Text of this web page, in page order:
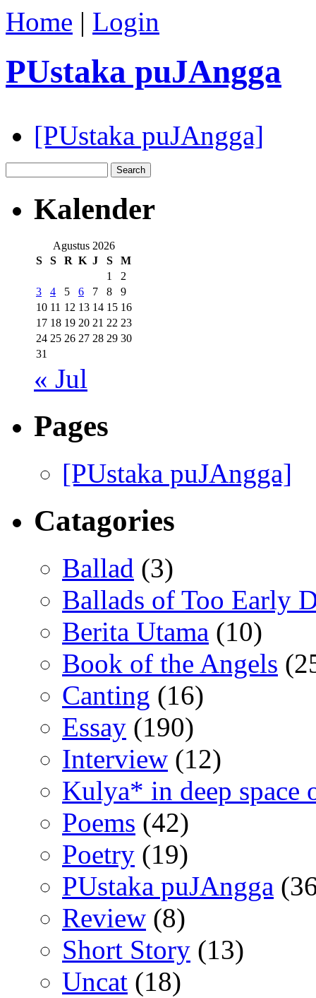
Home | Login
PUstaka puJAngga
[PUstaka puJAngga]
Kalender
Agustus 2026
S
S R K J S
M
1
2
3
4 5 6 7 8
9
10 11 12 13 14 15 16
17 18 19 20 21 22 23
24 25 26 27 28 29 30
31
« Jul
Pages
[PUstaka puJAngga]
Catagories
Ballad (3)
Ballads of Too Early
Berita Utama (10)
Book of the Angels
Canting (16)
Essay (190)
Interview (12)
Kulya* in deep space
Poems (42)
Poetry (19)
PUstaka puJAngga
Review (8)
Short Story (13)
Uncat (18)